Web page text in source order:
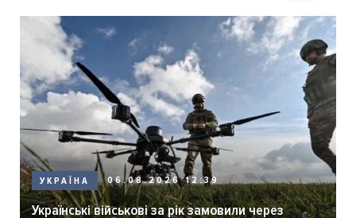
УКРАЇНА 06.08.2026 12:39
Українські військові за рік замовили через